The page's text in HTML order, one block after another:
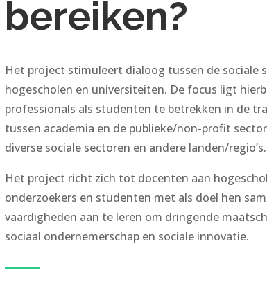
bereiken?
Het project stimuleert dialoog tussen de sociale
hogescholen en universiteiten. De focus ligt
professionals als studenten te betrekken in de
tussen academia en de publieke/non-profit
diverse sociale sectoren en andere landen/regio’s.
Het project richt zich tot docenten aan
onderzoekers en studenten met als doel hen
vaardigheden aan te leren om dringende
sociaal ondernemerschap en sociale innovatie.